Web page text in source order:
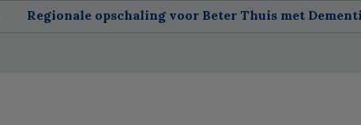
Regionale opschaling voor Beter Thuis met